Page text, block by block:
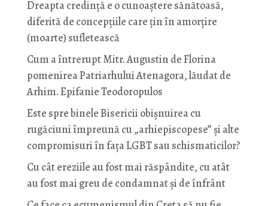
Dreapta credință e o cunoaștere sănătoasă,
diferită de concepțiile care țin în amorțire
(moarte) sufletească
Cum a întrerupt Mitr. Augustin de Florina
pomenirea Patriarhului Atenagora, lăudat de
Arhim. Epifanie Teodoropulos
Este spre binele Bisericii obișnuirea cu
rugăciuni împreună cu „arhiepiscopese” și alte
compromisuri în fața LGBT sau schismaticilor?
Cu cât ereziile au fost mai răspândite, cu atât
au fost mai greu de condamnat și de înfrânt